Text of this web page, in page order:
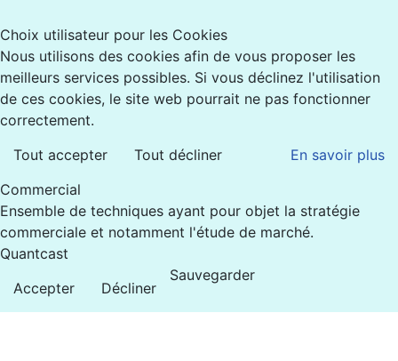
Choix utilisateur pour les Cookies
Nous utilisons des cookies afin de vous proposer les
meilleurs services possibles. Si vous déclinez l'utilisation
de ces cookies, le site web pourrait ne pas fonctionner
correctement.
Tout accepter
Tout décliner
En savoir plus
Commercial
Ensemble de techniques ayant pour objet la stratégie
commerciale et notamment l'étude de marché.
Quantcast
Accepter
Décliner
Sauvegarder